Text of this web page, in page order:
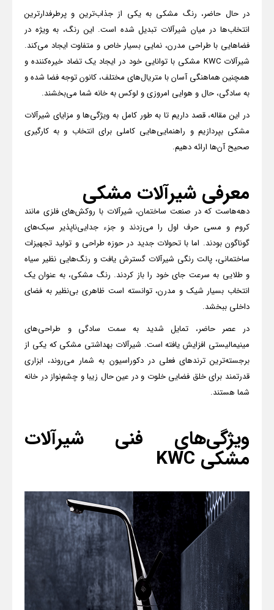
در حال حاضر، رنگ مشکی به یکی از جذاب‌ترین و پرطرفدارترین
انتخاب‌ها در میان شیرآلات تبدیل شده است. این رنگ، به ویژه در
فضاهایی با طراحی مدرن، نمایی بسیار خاص و متفاوت ایجاد می‌کند.
شیرآلاتKWC مشکی با توانایی خود در ایجاد یک تضاد خیره‌کننده و
همچنین هماهنگی آسان با متریال‌های مختلف، کانون توجه فضا شده و
به سادگی، حال و هوایی امروزی و لوکس به خانه شما می‌بخشند.
در این مقاله، قصد داریم تا به طور کامل به ویژگی‌ها و مزایای شیرآلات
مشکی بپردازیم و راهنمایی‌هایی کاملی برای انتخاب و به کارگیری
صحیح آن‌ها ارائه دهیم.
معرفی شیرآلات مشکی
دهه‌هاست که در صنعت ساختمان، شیرآلات با روکش‌های فلزی مانند
کروم و مسی حرف اول را می‌زدند و جزء جدایی‌ناپذیر سبک‌های
گوناگون بودند. اما با تحولات جدید در حوزه طراحی و تولید تجهیزات
ساختمانی، پالت رنگی شیرآلات گسترش یافت و رنگ‌هایی نظیر سیاه
و طلایی به سرعت جای خود را باز کردند. رنگ مشکی، به عنوان یک
انتخاب بسیار شیک و مدرن، توانسته است ظاهری بی‌نظیر به فضای
داخلی ببخشد.
در عصر حاضر، تمایل شدید به سمت سادگی و طراحی‌های
مینیمالیستی افزایش یافته است. شیرآلات بهداشتی مشکی که یکی از
برجسته‌ترین ترندهای فعلی در دکوراسیون به شمار می‌روند، ابزاری
قدرتمند برای خلق فضایی خلوت و در عین حال زیبا و چشم‌نواز در خانه
شما هستند.
ویژگی‌های فنی شیرآلات
مشکی KWC